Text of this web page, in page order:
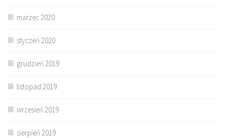
marzec 2020
styczeń 2020
grudzień 2019
listopad 2019
wrzesień 2019
sierpień 2019